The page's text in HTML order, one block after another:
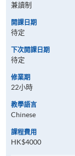
兼讀制
開課日期
待定
下次開課日期
待定
修業期
22小時
教學語言
Chinese
課程費用
HK$4000